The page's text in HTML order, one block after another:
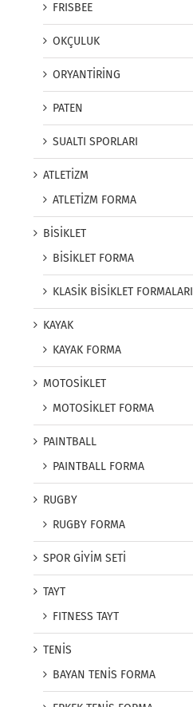
FRISBEE
OKÇULUK
ORYANTİRİNG
PATEN
SUALTI SPORLARI
ATLETİZM
ATLETİZM FORMA
BİSİKLET
BİSİKLET FORMA
KLASİK BİSİKLET FORMALARI
KAYAK
KAYAK FORMA
MOTOSİKLET
MOTOSİKLET FORMA
PAINTBALL
PAINTBALL FORMA
RUGBY
RUGBY FORMA
SPOR GİYİM SETİ
TAYT
FITNESS TAYT
TENİS
BAYAN TENİS FORMA